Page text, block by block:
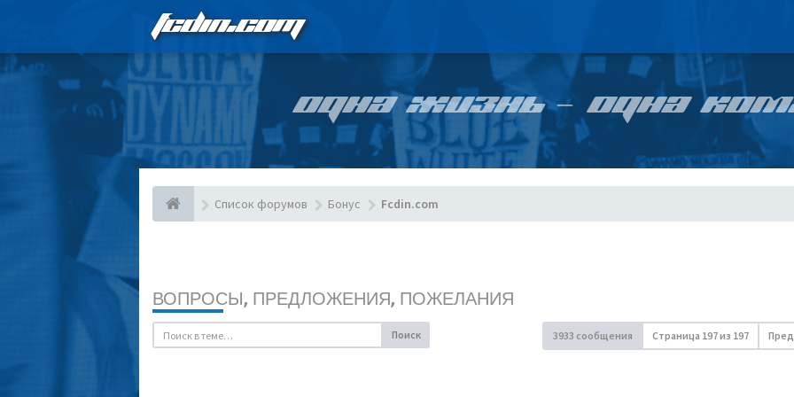
FCDIN.COM
ОДНА ЖИЗНЬ – ОДНА
Список форумов Бонус Fcdin.com
ВОПРОСЫ, ПРЕДЛОЖЕНИЯ, ПОЖЕЛАНИЯ
Поиск 3933 сообщения Страница 197из 197